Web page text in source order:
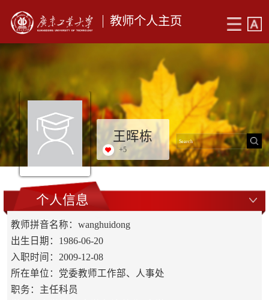
教师个人主页
王晖栋
+5
个人信息
教师拼音名称：wanghuidong
出生日期：1986-06-20
入职时间：2009-12-08
所在单位：党委教师工作部、人事处
职务：主任科员